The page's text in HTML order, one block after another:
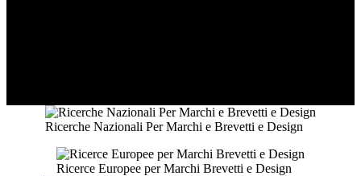
Ricerche Nazionali Per Marchi e Brevetti e Design
Ricerce Europee per Marchi Brevetti e Design